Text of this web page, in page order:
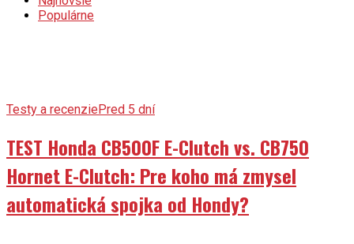
Populárne
Testy a recenziePred 5 dní
TEST Honda CB500F E-Clutch vs. CB750
Hornet E-Clutch: Pre koho má zmysel
automatická spojka od Hondy?